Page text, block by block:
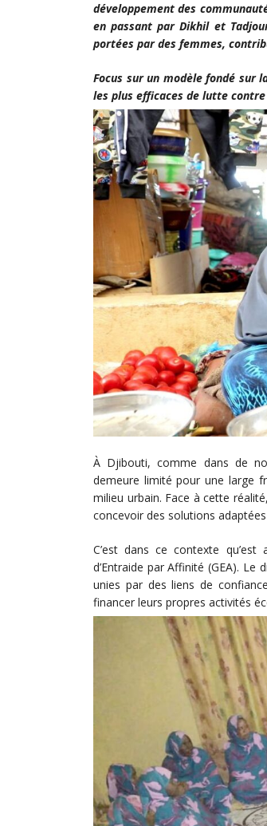
développement des
en passant par Dikhil et
portées par des femmes,
Focus sur un modèle fondé sur
les plus efficaces de lutte
À Djibouti, comme dans de
demeure limité pour une large
milieu urbain. Face à cette
concevoir des solutions
C’est dans ce contexte
d’Entraide par Affinité (GEA).
unies par des liens de
financer leurs propres activités